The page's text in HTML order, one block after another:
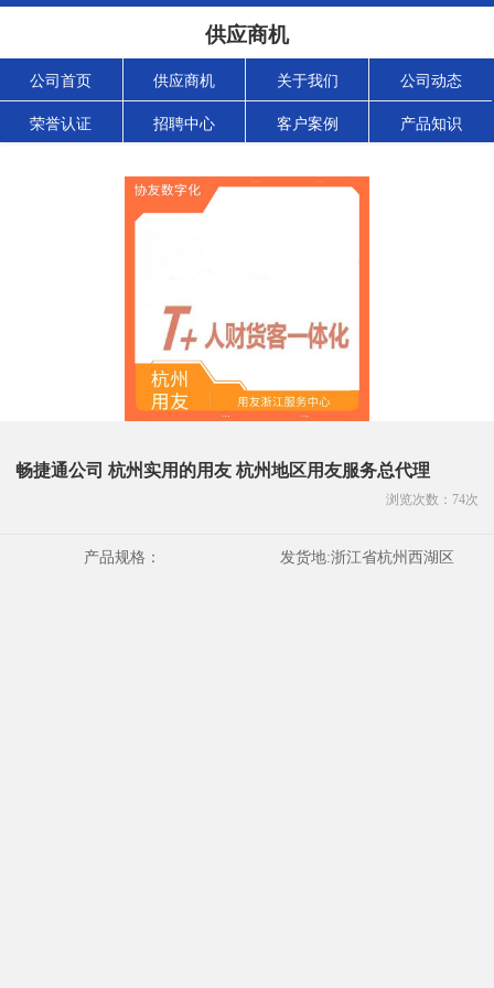
供应商机
公司首页 供应商机 关于我们 公司动态
荣誉认证 招聘中心 客户案例 产品知识
畅捷通公司 杭州实用的用友 杭州地区用友服务总代理
浏览次数： 74次
产品规格： 发货地:浙江省杭州西湖区